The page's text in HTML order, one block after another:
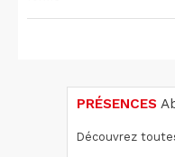
PRÉSENCES
Découvrez